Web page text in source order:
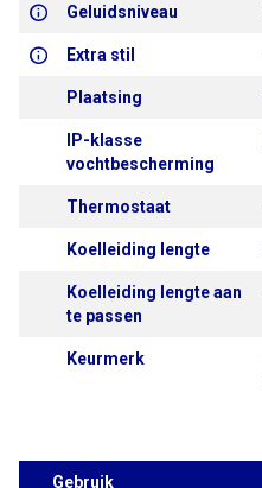
Geluidsniveau
Extra stil
Plaatsing
IP-klasse
vochtbescherming
Thermostaat
Koelleiding lengte
Koelleiding lengte aan
te passen
Keurmerk
Gebruik